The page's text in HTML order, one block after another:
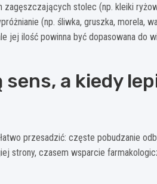
stolec (np. kleiki
(np. śliwka, gruszka, morela,
jej ilość powinna być dopasowana do
a kiedy
przesadzić: częste pobudzanie
strony, czasem wsparcie